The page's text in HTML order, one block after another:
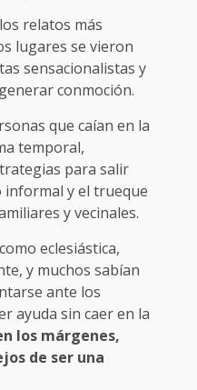
relatos más
lugares se vieron
sensacionalistas y
conmoción.
que caían en la
temporal,
para salir
informal y el trueque
y vecinales.
eclesiástica,
y muchos sabían
ante los
ayuda sin caer en la
los márgenes,
de ser una